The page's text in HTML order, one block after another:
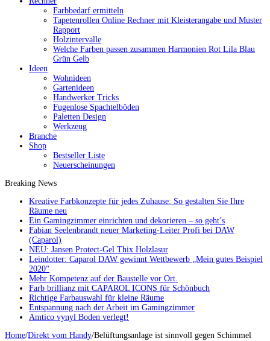
Farbbedarf ermitteln
Tapetenrollen Online Rechner mit Kleisterangabe und Muster
Rapport
Holzintervalle
Welche Farben passen zusammen Harmonien Rot Lila Blau
Grün Gelb
Ideen
Wohnideen
Gartenideen
Handwerker Tricks
Fugenlose Spachtelböden
Paletten Design
Werkzeug
Branche
Shop
Bestseller Liste
Neuerscheinungen
Breaking News
Kreative Farbkonzepte für jedes Zuhause: So gestalten Sie Ihre
Räume neu
Ein Gamingzimmer einrichten und dekorieren – so geht’s
Fabian Seelenbrandt neuer Marketing-Leiter Profi bei DAW
(Caparol)
NEU: Jansen Protect-Gel Thix Holzlasur
Leindotter: Caparol DAW gewinnt Wettbewerb „Mein gutes Beispiel
2020“
Mehr Kompetenz auf der Baustelle vor Ort.
Farb brillianz mit CAPAROL ICONS für Schönbuch
Richtige Farbauswahl für kleine Räume
Entspannung nach der Arbeit im Gamingzimmer
Amtico vynyl Boden verlegt!
Home/Direkt vom Handy/Belüftungsanlage ist sinnvoll gegen Schimmel